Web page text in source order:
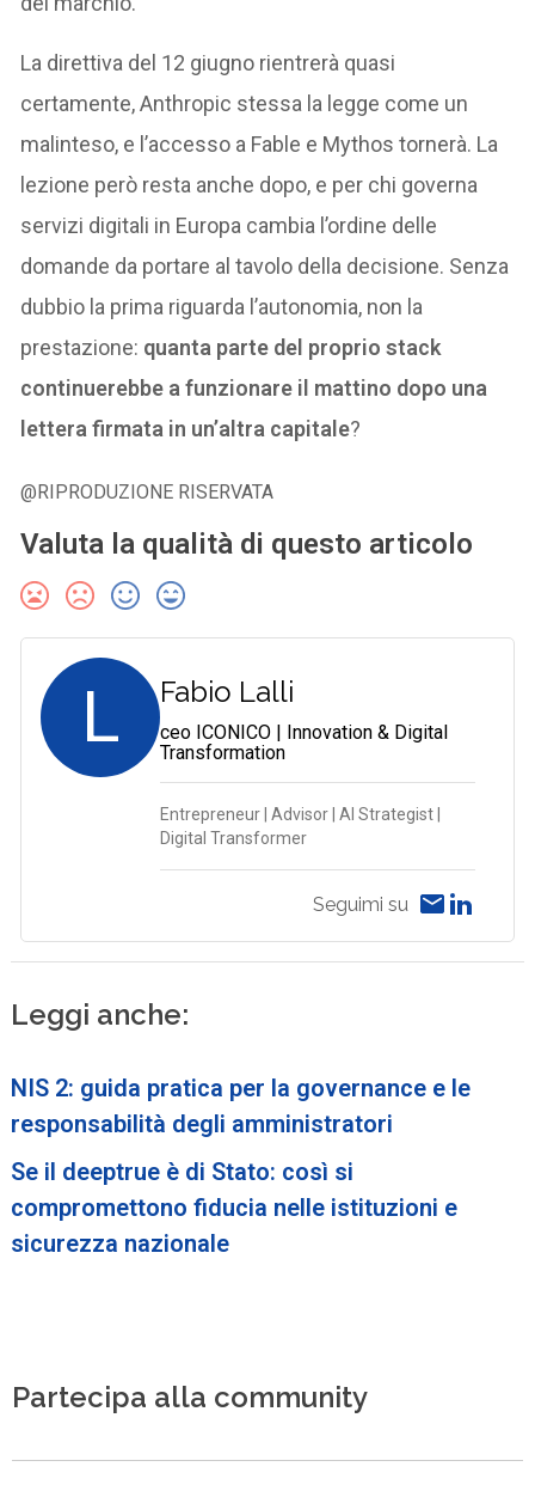
La direttiva del 12 giugno rientrerà quasi
certamente, Anthropic stessa la legge come un
malinteso, e l’accesso a Fable e Mythos tornerà. La
lezione però resta anche dopo, e per chi governa
servizi digitali in Europa cambia l’ordine delle
domande da portare al tavolo della decisione. Senza
dubbio la prima riguarda l’autonomia, non la
prestazione: quanta parte del proprio stack
continuerebbe a funzionare il mattino dopo una
lettera firmata in un’altra capitale?
@RIPRODUZIONE RISERVATA
Valuta la qualità di questo articolo
L Fabio Lalli
ceo ICONICO | Innovation & Digital
Transformation
Entrepreneur | Advisor | AI Strategist |
Digital Transformer
Seguimi su
Leggi anche:
NIS 2: guida pratica per la governance e le
responsabilità degli amministratori
Se il deeptrue è di Stato: così si
compromettono fiducia nelle istituzioni e
sicurezza nazionale
Partecipa alla community